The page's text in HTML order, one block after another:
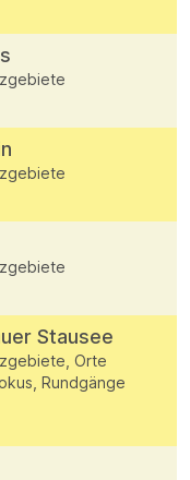
Stausee
Orte
Rundgänge